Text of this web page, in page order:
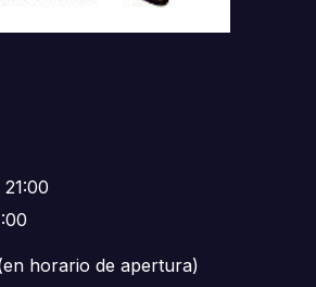
21:00
horario de apertura)